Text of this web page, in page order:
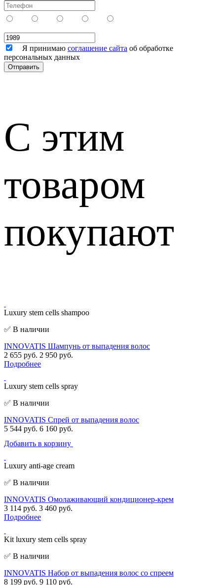
Я принимаю соглашение сайта об обработке
персональных данных
С этим
товаром
покупают
Luxury stem cells shampoo
✅ В наличии
INNOVATIS Шампунь от выпадения волос
2 655 руб. 2 950 руб.
Подробнее
Luxury stem cells spray
✅ В наличии
INNOVATIS Cпрей от выпадения волос
5 544 руб. 6 160 руб.
Добавить в корзину
Luxury anti-age cream
✅ В наличии
INNOVATIS Омолаживающий кондиционер-крем
3 114 руб. 3 460 руб.
Подробнее
Kit luxury stem cells spray
✅ В наличии
INNOVATIS Набор от выпадения волос со спреем
8 199 руб. 9 110 руб.